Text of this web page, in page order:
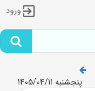
ورود
پنجشنبه 1405/04/11